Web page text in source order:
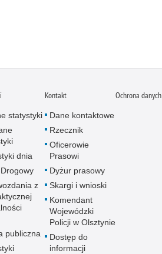
statystyki
dnia
z
publiczna
Kontakt
Dane kontaktowe
Rzecznik
Oficerowie
Prasowi
Dyżur prasowy
Skargi i wnioski
Komendant
Wojewódzki
Policji w Olsztynie
Dostęp do
informacji
Ochrona danych